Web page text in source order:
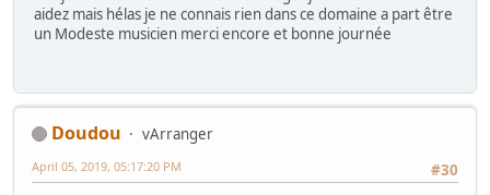
aidez mais hélas je ne connais rien dans ce domaine a part être
un Modeste musicien merci encore et bonne journée
Doudou
vArranger
#30
April 05, 2019, 05:17:20 PM